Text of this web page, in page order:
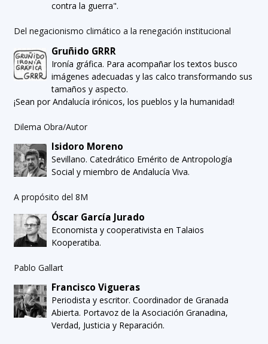
contra la guerra".
Del negacionismo climático a la renegación institucional
Gruñido GRRR
Ironía gráfica. Para acompañar los textos busco
imágenes adecuadas y las calco transformando sus
tamaños y aspecto.
¡Sean por Andalucía irónicos, los pueblos y la humanidad!
Dilema Obra/Autor
Isidoro Moreno
Sevillano. Catedrático Emérito de Antropología
Social y miembro de Andalucía Viva.
A propósito del 8M
Óscar García Jurado
Economista y cooperativista en Talaios
Kooperatiba.
Pablo Gallart
Francisco Vigueras
Periodista y escritor. Coordinador de Granada
Abierta. Portavoz de la Asociación Granadina,
Verdad, Justicia y Reparación.